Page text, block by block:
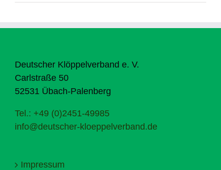
Deutscher Klöppelverband e. V.
Carlstraße 50
52531 Übach-Palenberg
Tel.: +49 (0)2451-49985
info@deutscher-kloeppelverband.de
Impressum